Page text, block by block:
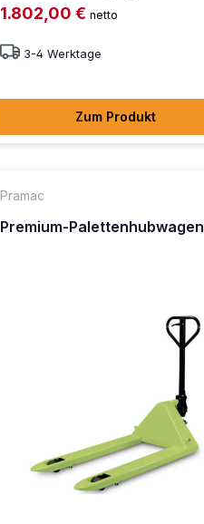
1.802,00 € netto
3-4 Werktage
Zum Produkt
Pramac
Premium-Palettenhubwagen